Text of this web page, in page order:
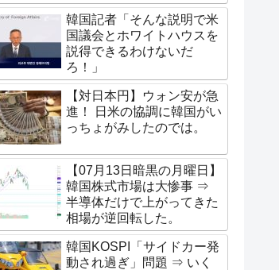
韓国記者「そんな説明で米
国議会とホワイトハウスを
説得できるわけないだ
ろ！」
【対日本円】ウォン安が急
進！ 日米の協調に韓国がい
っちょがみしたのでは。
【07月13日暗黒の月曜日】
韓国株式市場は大惨事 ⇒
半導体だけで上がってきた
相場が逆回転した。
韓国KOSPI「サイドカー発
動され過ぎ」問題 ⇒ いく